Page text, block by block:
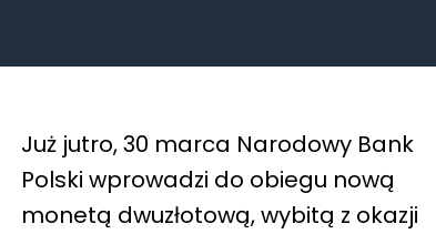
Już jutro, 30 marca Narodowy Bank
Polski wprowadzi do obiegu nową
monetą dwuzłotową, wybitą z okazji